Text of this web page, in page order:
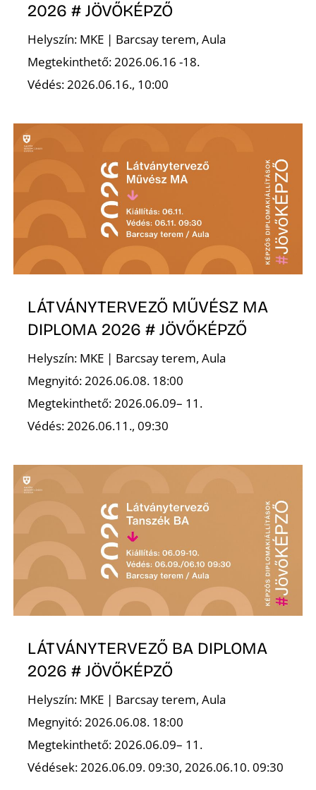
2026 # JÖVŐKÉPZŐ
Helyszín: MKE | Barcsay terem, Aula
Megtekinthető: 2026.06.16 -18.
Védés: 2026.06.16., 10:00
LÁTVÁNYTERVEZŐ MŰVÉSZ MA
DIPLOMA 2026 # JÖVŐKÉPZŐ
Helyszín: MKE | Barcsay terem, Aula
Megnyitó: 2026.06.08. 18:00
Megtekinthető: 2026.06.09– 11.
Védés: 2026.06.11., 09:30
LÁTVÁNYTERVEZŐ BA DIPLOMA
2026 # JÖVŐKÉPZŐ
Helyszín: MKE | Barcsay terem, Aula
Megnyitó: 2026.06.08. 18:00
Megtekinthető: 2026.06.09– 11.
Védések: 2026.06.09. 09:30, 2026.06.10. 09:30